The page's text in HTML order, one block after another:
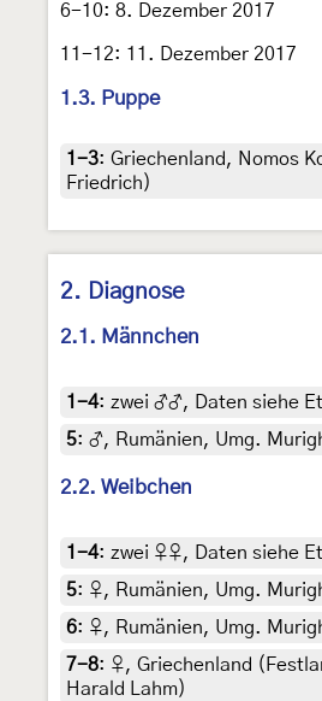
6-10: 8. Dezember 2017
11-12: 11. Dezember 2017
1.3. Puppe
1-3: Griechenland, Nomos
Friedrich)
2. Diagnose
2.1. Männchen
1-4: zwei ♂♂, Daten siehe
5: ♂, Rumänien, Umg.
2.2. Weibchen
1-4: zwei ♀♀, Daten siehe
5: ♀, Rumänien, Umg.
6: ♀, Rumänien, Umg.
7-8: ♀, Griechenland
Harald Lahm)